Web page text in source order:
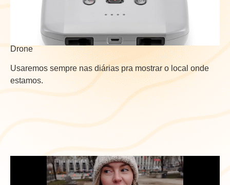
Drone
Usaremos sempre nas diárias pra mostrar o local onde
estamos.